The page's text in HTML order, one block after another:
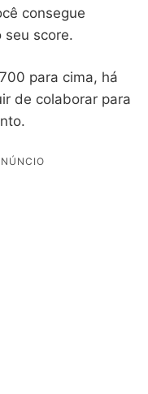
consegue
score.
para cima, há
de colaborar para